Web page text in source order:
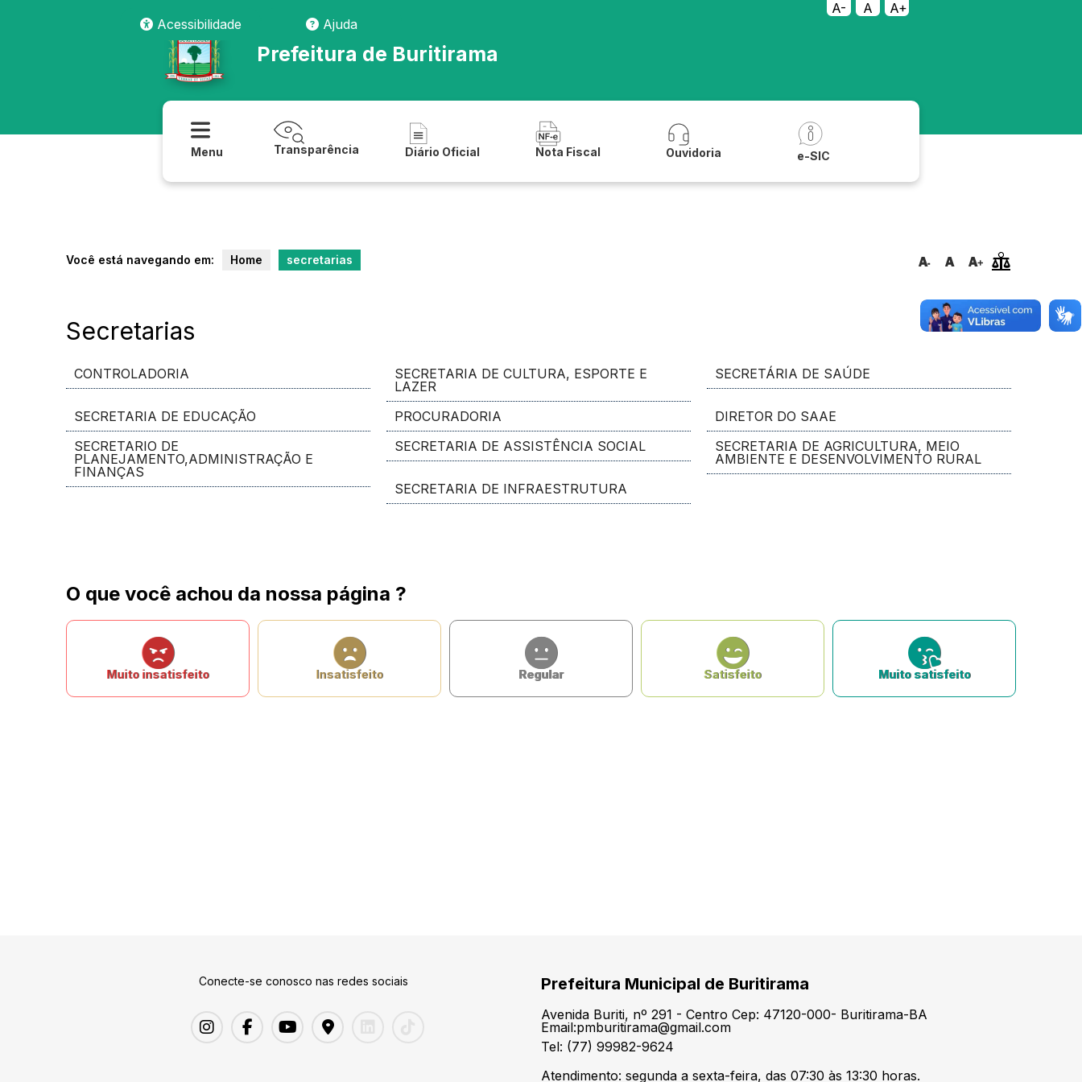
A- A
A+
Acessibilidade
Ajuda
Prefeitura de Buritirama
Menu Transparência Diário Oficial Nota Fiscal Ouvidoria e-SIC
Você está navegando em: Home secretarias
Secretarias
CONTROLADORIA
SECRETARIA DE CULTURA, ESPORTE E
LAZER
SECRETÁRIA DE SAÚDE
SECRETARIA DE EDUCAÇÃO PROCURADORIA
DIRETOR DO SAAE
SECRETARIO DE
PLANEJAMENTO,ADMINISTRAÇÃO E
FINANÇAS
SECRETARIA DE ASSISTÊNCIA SOCIAL
SECRETARIA DE AGRICULTURA, MEIO
AMBIENTE E DESENVOLVIMENTO RURAL
SECRETARIA DE INFRAESTRUTURA
O que você achou da nossa página ?
Muito insatisfeito Insatisfeito Regular Satisfeito Muito satisfeito
Conecte-se conosco nas redes sociais Prefeitura Municipal de Buritirama
Avenida Buriti, nº 291 - Centro Cep: 47120-000- Buritirama-BA
Email:pmburitirama@gmail.com
Tel: (77) 99982-9624
Atendimento: segunda a sexta-feira, das 07:30 às 13:30 horas.